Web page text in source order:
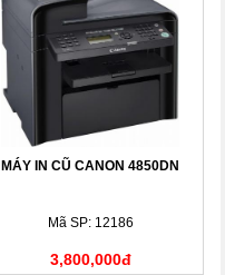
MÁY IN CŨ CANON 4850DN
Mã SP: 12186
3,800,000đ